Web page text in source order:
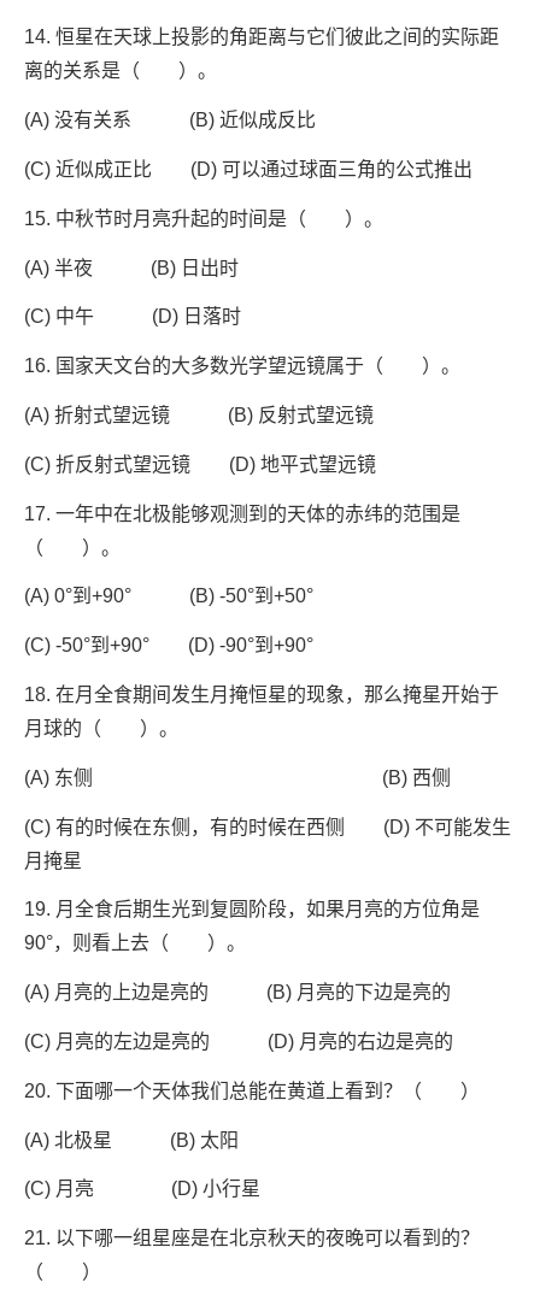
14. 恒星在天球上投影的角距离与它们彼此之间的实际距
离的关系是（ ）。
(A) 没有关系 (B) 近似成反比
(C) 近似成正比 (D) 可以通过球面三角的公式推出
15. 中秋节时月亮升起的时间是（ ）。
(A) 半夜 (B) 日出时
(C) 中午 (D) 日落时
16. 国家天文台的大多数光学望远镜属于（ ）。
(A) 折射式望远镜 (B) 反射式望远镜
(C) 折反射式望远镜 (D) 地平式望远镜
17. 一年中在北极能够观测到的天体的赤纬的范围是
（ ）。
(A) 0°到+90° (B) -50°到+50°
(C) -50°到+90° (D) -90°到+90°
18. 在月全食期间发生月掩恒星的现象，那么掩星开始于
月球的（ ）。
(A) 东侧 (B) 西侧
(C) 有的时候在东侧，有的时候在西侧 (D) 不可能发生
月掩星
19. 月全食后期生光到复圆阶段，如果月亮的方位角是
90°，则看上去（ ）。
(A) 月亮的上边是亮的 (B) 月亮的下边是亮的
(C) 月亮的左边是亮的 (D) 月亮的右边是亮的
20. 下面哪一个天体我们总能在黄道上看到？（ ）
(A) 北极星 (B) 太阳
(C) 月亮 (D) 小行星
21. 以下哪一组星座是在北京秋天的夜晚可以看到的？
（ ）